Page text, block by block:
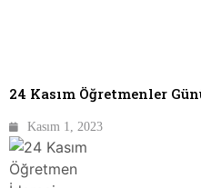
24 Kasım Öğretmenler
Kasım 1, 2023